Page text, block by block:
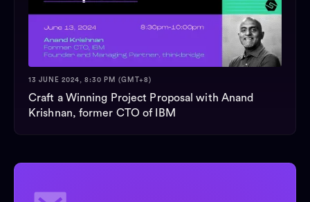
13 JUNE 2024, 8:30 PM (GMT+8)
Craft a Winning Project Proposal with Anand
Krishnan, former CTO of IBM